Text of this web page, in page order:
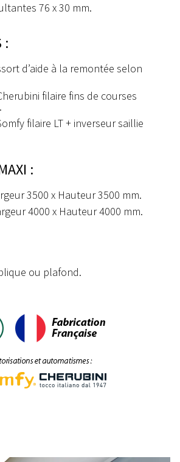
76 x 30 mm.
:
d’aide à la remontée selon
filaire fins de courses
filaire LT + inverseur saillie
:
3500 x Hauteur 3500 mm.
4000 x Hauteur 4000 mm.
ou plafond.